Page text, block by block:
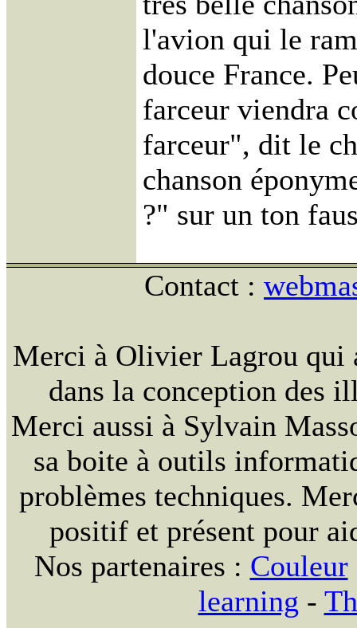
l'avion qui le
douce France.
farceur viendra
farceur", dit le
chanson
?" sur un ton
Contact :
Merci à Olivier Lagrou qui
dans la conception des
Merci aussi à Sylvain
sa boite à outils
problèmes techniques.
positif et présent pour
Nos partenaires : Couleur
learning -